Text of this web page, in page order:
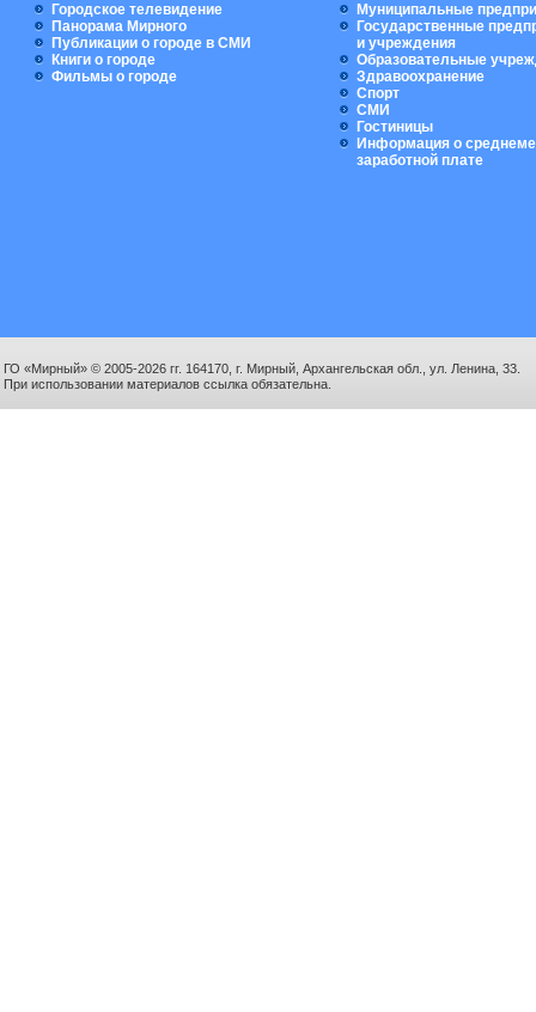
Городское телевидение
Панорама Мирного
Публикации о городе в СМИ
Книги о городе
Фильмы о городе
Муниципальные
Государственные
и учреждения
Образовательные
Здравоохранение
Спорт
СМИ
Гостиницы
Информация о
заработной плате
ГО «Мирный» © 2005-2026 гг. 164170, г. Мирный, Архангельская обл., ул. Ленина, 33.
При использовании материалов ссылка обязательна.